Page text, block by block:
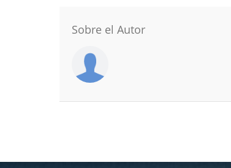
Sobre el Autor